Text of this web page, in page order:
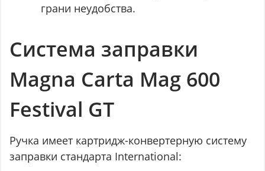
грани неудобства.
Система заправки
Magna Carta Mag 600
Festival GT
Ручка имеет картридж-конвертерную систему
заправки стандарта International: